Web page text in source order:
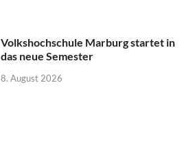
Volkshochschule Marburg startet in
das neue Semester
8. August 2026